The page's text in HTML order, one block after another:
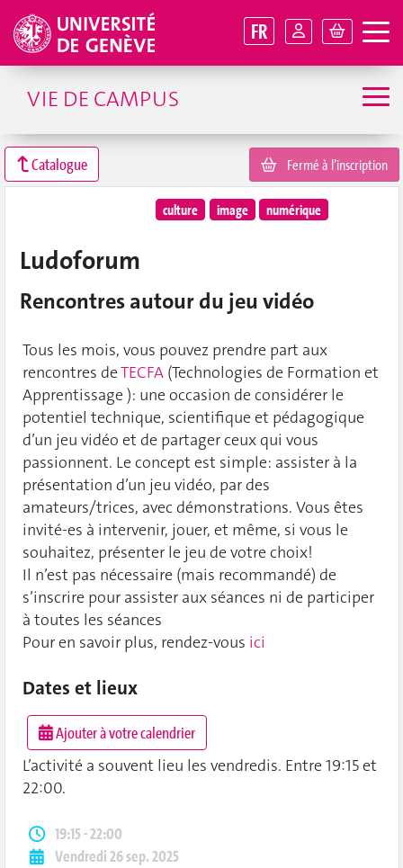
FR
VIE DE CAMPUS
Catalogue Fermé à l’inscription
culture image numérique
Ludoforum
Rencontres autour du jeu vidéo
Tous les mois, vous pouvez prendre part aux
rencontres deTECFA (Technologies de Formation et
Apprentissage ): une occasion de considérer le
potentiel technique, scientifique et pédagogique
d’un jeu vidéo et de partager ceux qui vous
passionnent. Le concept est simple: assister à la
présentation d’un jeu vidéo, par des
amateurs/trices, avec démonstrations. Vous êtes
invité-es à intervenir, jouer, et même, si vous le
souhaitez, présenter le jeu de votre choix!
Il n’est pas nécessaire (mais recommandé) de
s’inscrire pour assister aux séances ni de participer
à toutes les séances
Pour en savoir plus, rendez-vous ici
Dates et lieux
Ajouter à votre calendrier
L’activité a souvent lieu les vendredis. Entre 19:15 et
22:00.
19:15 - 22:00
Vendredi 26 sep. 2025